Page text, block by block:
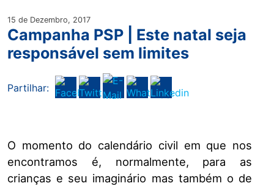
15 de Dezembro, 2017
Campanha PSP | Este natal seja
responsável sem limites
Partilhar:
O momento do calendário civil em que nos
encontramos é, normalmente, para as
crianças e seu imaginário mas também o de